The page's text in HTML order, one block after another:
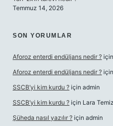
Temmuz 14, 2026
SON YORUMLAR
Aforoz enterdi endüljans nedir ? için
Aforoz enterdi endüljans nedir ? için
SSCB’yi kim kurdu ? için admin
SSCB’yi kim kurdu ? için Lara Temiz
Şüheda nasıl yazılır ? için admin